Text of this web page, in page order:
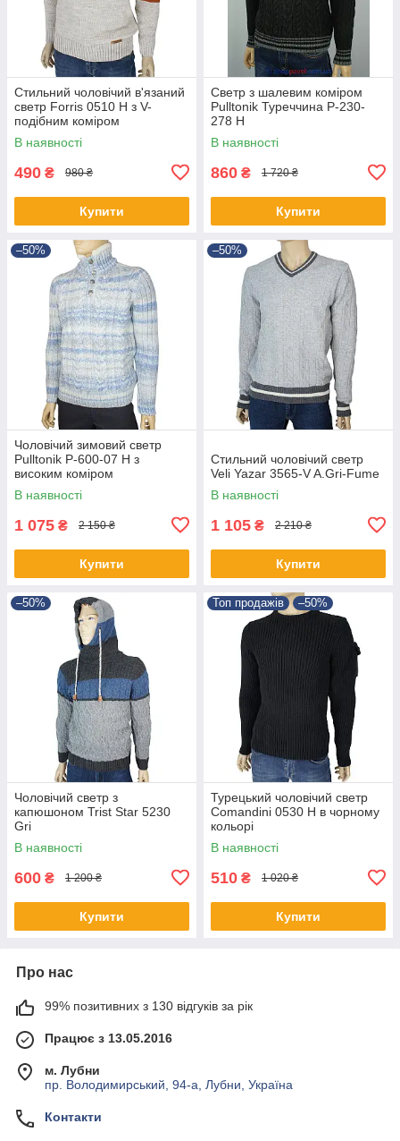
Стильний чоловічий в'язаний
светр Forris 0510 Н з V-
подібним коміром
В наявності
490 ₴ 980 ₴
Купити
Светр з шалевим коміром
Pulltonik Туреччина P-230-
278 H
В наявності
860 ₴ 1 720 ₴
Купити
–50%
Чоловічий зимовий светр
Pulltonik Р-600-07 Н з
високим коміром
В наявності
1 075 ₴ 2 150 ₴
Купити
–50%
Стильний чоловічий светр
Veli Yazar 3565-V A.Gri-Fume
В наявності
1 105 ₴ 2 210 ₴
Купити
–50%
Чоловічий светр з
капюшоном Trist Star 5230
Gri
В наявності
600 ₴ 1 200 ₴
Купити
Топ продажів –50%
Турецький чоловічий светр
Comandini 0530 Н в чорному
кольорі
В наявності
510 ₴ 1 020 ₴
Купити
Про нас
99% позитивних з 130 відгуків за рік
Працює з 13.05.2016
м. Лубни
пр. Володимирський, 94-а, Лубни, Україна
Контакти